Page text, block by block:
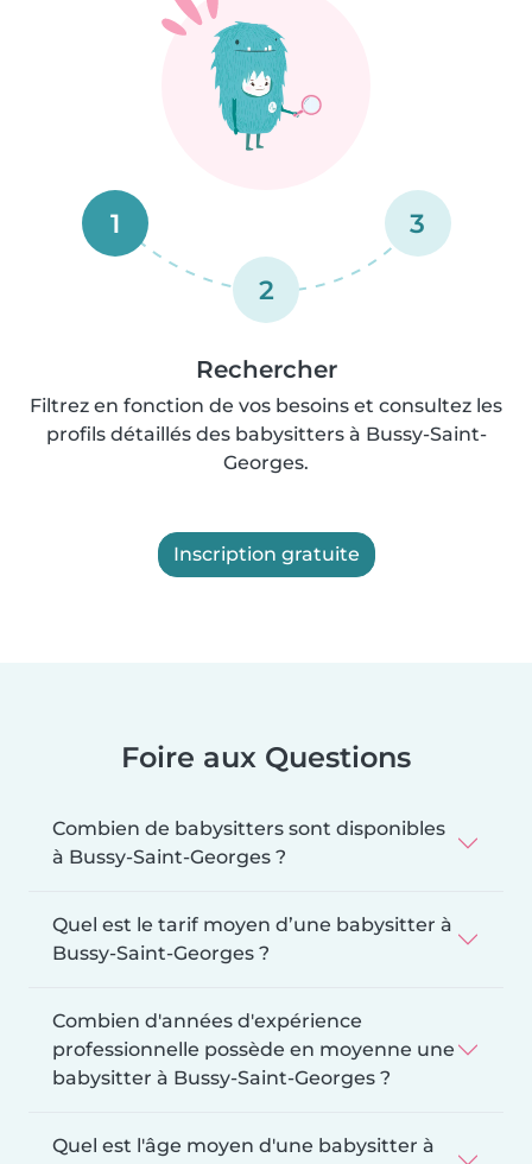
1
2
3
Rechercher
Filtrez en fonction de vos besoins et consultez les
profils détaillés des babysitters à Bussy-Saint-
Georges.
Inscription gratuite
Foire aux Questions
Combien de babysitters sont disponibles
à Bussy-Saint-Georges ?
Quel est le tarif moyen d’une babysitter à
Bussy-Saint-Georges ?
Combien d'années d'expérience
professionnelle possède en moyenne une
babysitter à Bussy-Saint-Georges ?
Quel est l'âge moyen d'une babysitter à